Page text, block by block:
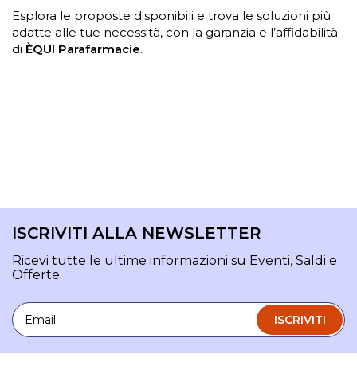
Esplora le proposte disponibili e trova le soluzioni più
adatte alle tue necessità, con la garanzia e l’affidabilità
di ÈQUI Parafarmacie.
ISCRIVITI ALLA NEWSLETTER
Ricevi tutte le ultime informazioni su Eventi, Saldi e
Offerte.
Email
ISCRIVITI